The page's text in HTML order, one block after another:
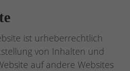
ist urheberrechtlich
von Inhalten und
auf andere Websites